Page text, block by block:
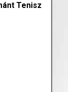
Tenisz